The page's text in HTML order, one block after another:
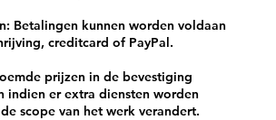
Betalingen kunnen worden voldaan
creditcard of PayPal.
prijzen in de bevestiging
indien er extra diensten worden
scope van het werk verandert.